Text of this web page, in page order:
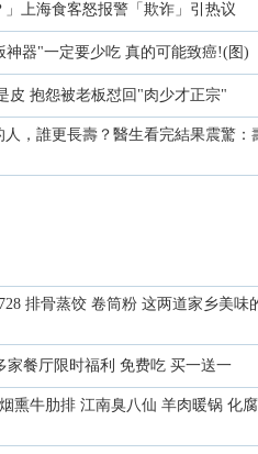
」上海食客怒报警「欺诈」引热议
神器"一定要少吃 真的可能致癌!(图)
皮 抱怨被老板怼回"肉少才正宗"
，誰更長壽？醫生看完結果震驚：
排骨蒸饺 卷筒粉 这两道家乡美味
家餐厅限时福利 免费吃 买一送一
烟熏牛肋排 江南臭八仙 羊肉暖锅 化